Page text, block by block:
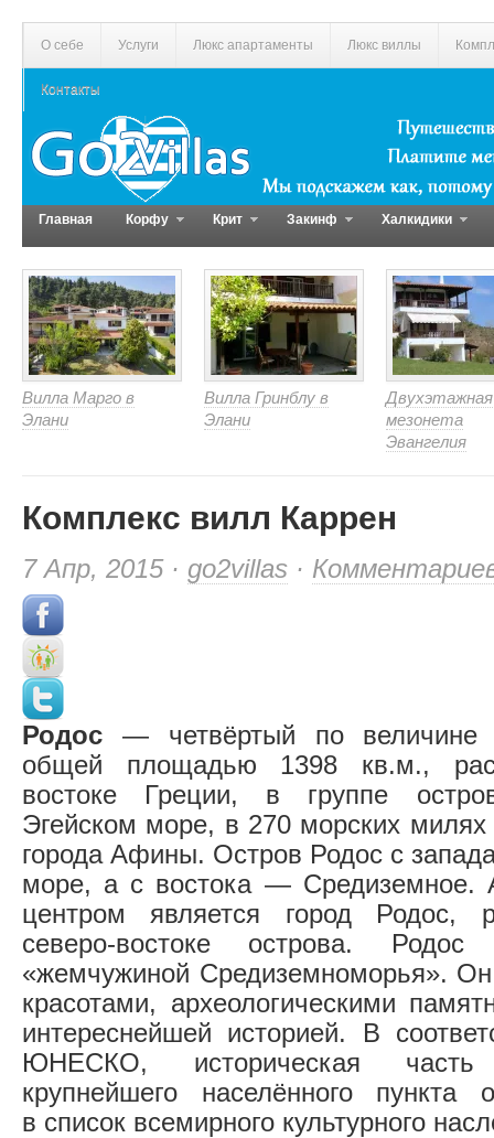
О себе Услуги Люкс апартаменты Люкс виллы
Контакты
Главная Корфу Крит Закинф Халкидики
Вилла Марго в
Элани
Вилла Гринблу в
Элани
Двухэтажная
мезонета
Эвангелия
Комплекс вилл Каррен
7 Апр, 2015 · go2villas ·
Родос — четвёртый по величине
общей площадью 1398 кв.м.,
востоке Греции, в группе
Эгейском море, в 270 морских милях
города Афины. Остров Родос с
море, а с востока — Средиземное.
центром является город Родос,
северо-востоке острова.
«жемчужиной Средиземноморья».
красотами, археологическими
интереснейшей историей. В
ЮНЕСКО, историческая
крупнейшего населённого пункта
в список всемирного культурного